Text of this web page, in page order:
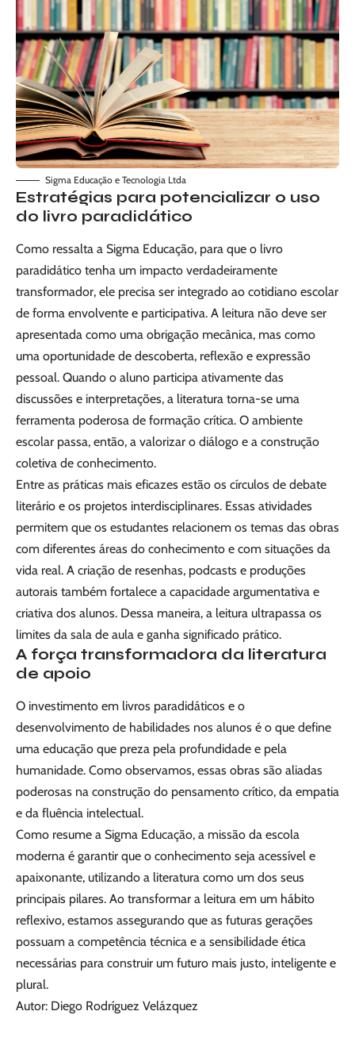
Sigma Educação e Tecnologia Ltda
Estratégias para potencializar o uso
do livro paradidático
Como ressalta a Sigma Educação, para que o livro
paradidático tenha um impacto verdadeiramente
transformador, ele precisa ser integrado ao cotidiano escolar
de forma envolvente e participativa. A leitura não deve ser
apresentada como uma obrigação mecânica, mas como
uma oportunidade de descoberta, reflexão e expressão
pessoal. Quando o aluno participa ativamente das
discussões e interpretações, a literatura torna-se uma
ferramenta poderosa de formação crítica. O ambiente
escolar passa, então, a valorizar o diálogo e a construção
coletiva de conhecimento.
Entre as práticas mais eficazes estão os círculos de debate
literário e os projetos interdisciplinares. Essas atividades
permitem que os estudantes relacionem os temas das obras
com diferentes áreas do conhecimento e com situações da
vida real. A criação de resenhas, podcasts e produções
autorais também fortalece a capacidade argumentativa e
criativa dos alunos. Dessa maneira, a leitura ultrapassa os
limites da sala de aula e ganha significado prático.
A força transformadora da literatura
de apoio
O investimento em livros paradidáticos e o
desenvolvimento de habilidades nos alunos é o que define
uma educação que preza pela profundidade e pela
humanidade. Como observamos, essas obras são aliadas
poderosas na construção do pensamento crítico, da empatia
e da fluência intelectual.
Como resume a Sigma Educação, a missão da escola
moderna é garantir que o conhecimento seja acessível e
apaixonante, utilizando a literatura como um dos seus
principais pilares. Ao transformar a leitura em um hábito
reflexivo, estamos assegurando que as futuras gerações
possuam a competência técnica e a sensibilidade ética
necessárias para construir um futuro mais justo, inteligente e
plural.
Autor: Diego Rodríguez Velázquez